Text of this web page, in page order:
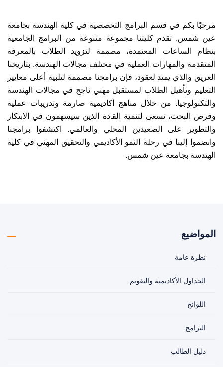
مرحبًا بكم في قسم البرامج التخصصية في كلية الهندسة بجامعة
عين شمس. تقدم كليتنا مجموعة متنوعة من البرامج الجامعية
بنظام الساعات المعتمدة، مصممة لتزويد الطلاب بالمعرفة
المتقدمة والمهارات العملية في مختلف مجالات الهندسة. بتاريخنا
العريق والذي يمتد لعقود، فإن برامجنا مصممة لتلبية أعلى معايير
التعليم وتأهيل الطلاب لمستقبل مهني ناجح في مجالات الهندسة
والتكنولوجيا. من خلال مناهج أكاديمية صارمة وتدريبات عملية
وفرص البحث، نسعى لتنمية القادة الذين سيسهمون في الابتكار
والتطوير على الصعيدين المحلي والعالمي. اكتشفوا برامجنا
وانضموا إلينا في رحلة النمو الأكاديمي والتحقيق المهني في كلية
الهندسة بجامعة عين شمس.
المواضيع
نظرة عامة
الجداول الأكاديمية والتقويم
اللوائح
البرامج
دليل الطالب